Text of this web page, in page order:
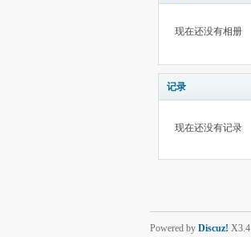
现在还没有相册
记录
现在还没有记录
Powered by Discuz! X3.4